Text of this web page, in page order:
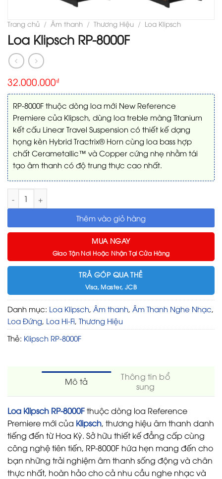
Trang chủ / Âm thanh / Thương Hiệu / Loa Klipsch
Loa Klipsch RP-8000F
32.000.000₫
RP-8000F thuộc dòng loa mới New Reference
Premiere của Klipsch, dùng loa treble màng Titanium
kết cấu Linear Travel Suspension có thiết kế dạng
họng kèn Hybrid Tractrix® Horn cùng loa bass hợp
chất Cerametallic™ và Copper cứng nhẹ nhằm tái
tạo âm thanh có độ trung thực cao nhất.
Loa Klipsch RP-8000F số lượng
Thêm vào giỏ hàng
MUA NGAY
Giao Tận Nơi Hoặc Nhận Tại Cửa Hàng
TRẢ GÓP QUA THẺ
Visa, Master, JCB
Danh mục: Loa Klipsch, Âm thanh, Âm Thanh Nghe Nhạc,
Loa Đứng, Loa Hi-Fi, Thương Hiệu
Thẻ: Klipsch RP-8000F
Mô tả
Thông tin bổ
sung
Loa Klipsch RP-8000Fthuộc dòng loa Reference
Premiere mới của Klipsch, thương hiệu âm thanh danh
tiếng đến từ Hoa Kỳ. Sở hữu thiết kế đẳng cấp cùng
công nghệ tiên tiến, RP-8000F hứa hẹn mang đến cho
bạn những trải nghiệm âm thanh sống động và chân
thực nhất, hoàn hảo cho cả nhu cầu nghe nhạc và